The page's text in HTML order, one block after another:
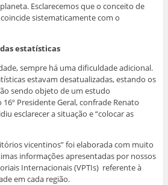
Esclarecemos que o conceito de
sistematicamente com o
estatísticas
sempre há uma dificuldade adicional.
estavam desatualizadas, estando os
sendo objeto de um estudo
Presidente Geral, confrade Renato
esclarecer a situação e “colocar as
vicentinos” foi elaborada com muito
informações apresentadas por nossos
Internacionais (VPTIs) referente à
em cada região.